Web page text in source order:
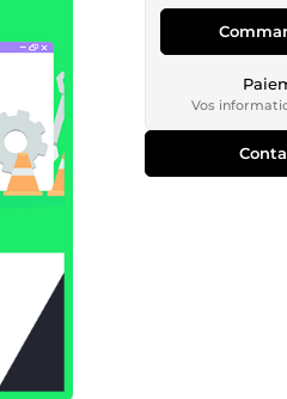
Vos